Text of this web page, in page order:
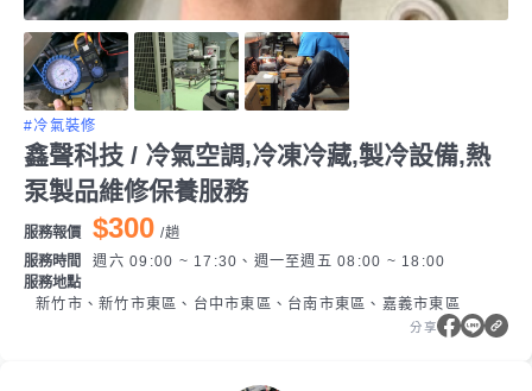
#冷氣裝修
鑫聲科技 / 冷氣空調,冷凍冷藏,製冷設備,熱
泵製品維修保養服務
服務報價 $300 /趟
服務時間
週六 09:00 ~ 17:30、週一至週五 08:00 ~ 18:00
服務地點
新竹市、新竹市東區、台中市東區、台南市東區、嘉義市東區
分享